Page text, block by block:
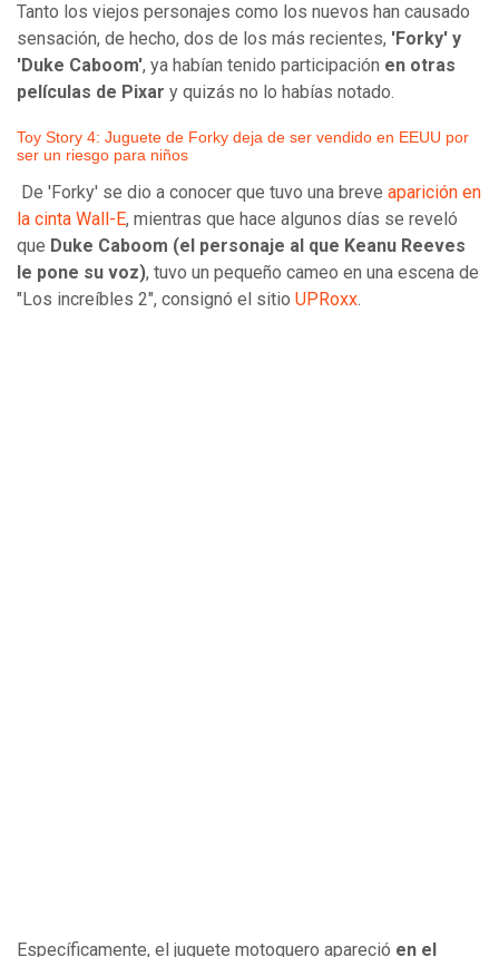
Tanto los viejos personajes como los nuevos han causado
sensación, de hecho, dos de los más recientes, 'Forky' y
'Duke Caboom', ya habían tenido participación en otras
películas de Pixar y quizás no lo habías notado.
Toy Story 4: Juguete de Forky deja de ser vendido en EEUU por
ser un riesgo para niños
De 'Forky' se dio a conocer que tuvo una breve aparición en
la cinta Wall-E, mientras que hace algunos días se reveló
que Duke Caboom (el personaje al que Keanu Reeves
le pone su voz), tuvo un pequeño cameo en una escena de
"Los increíbles 2", consignó el sitio UPRoxx.
Específicamente, el juguete motoquero apareció en el